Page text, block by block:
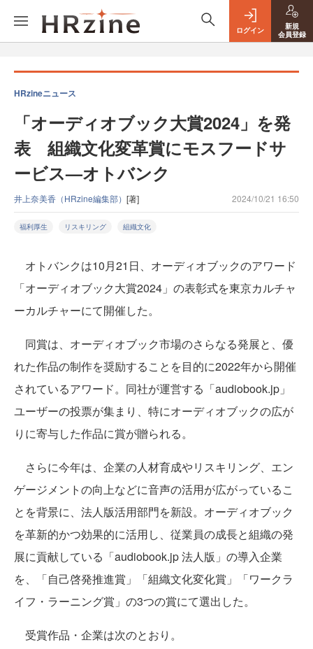
ログイン
新規
会員登録
HRzineニュース
「オーディオブック大賞2024」を発
表 組織文化変革賞にモスフードサ
ービス—オトバンク
井上奈美香（HRzine編集部） [著] 2024/10/21 16:50
福利厚生 リスキリング 組織文化
オトバンクは10月21日、オーディオブックのアワード
「オーディオブック大賞2024」の表彰式を東京カルチャ
ーカルチャーにて開催した。
同賞は、オーディオブック市場のさらなる発展と、優
れた作品の制作を奨励することを目的に2022年から開催
されているアワード。同社が運営する「audiobook.jp」
ユーザーの投票が集まり、特にオーディオブックの広が
りに寄与した作品に賞が贈られる。
さらに今年は、企業の人材育成やリスキリング、エン
ゲージメントの向上などに音声の活用が広がっているこ
とを背景に、法人版活用部門を新設。オーディオブック
を革新的かつ効果的に活用し、従業員の成長と組織の発
展に貢献している「audiobook.jp 法人版」の導入企業
を、「自己啓発推進賞」「組織文化変化賞」「ワークラ
イフ・ラーニング賞」の3つの賞にて選出した。
受賞作品・企業は次のとおり。